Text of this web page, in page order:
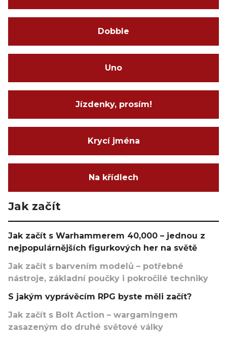
Dobble
Uno
Jízdenky, prosím!
Krycí jména
Na křídlech
Jak začít
Jak začít s Warhammerem 40,000 – jednou z
nejpopulárnějších figurkových her na světě
Jak začít s barvením modelů – potřebné
nástroje, základní poučky i pokročilé techniky
S jakým vyprávěcím RPG byste měli začít?
Jak začít s Bolt Action – wargamingem
zasazeným do druhé světové války